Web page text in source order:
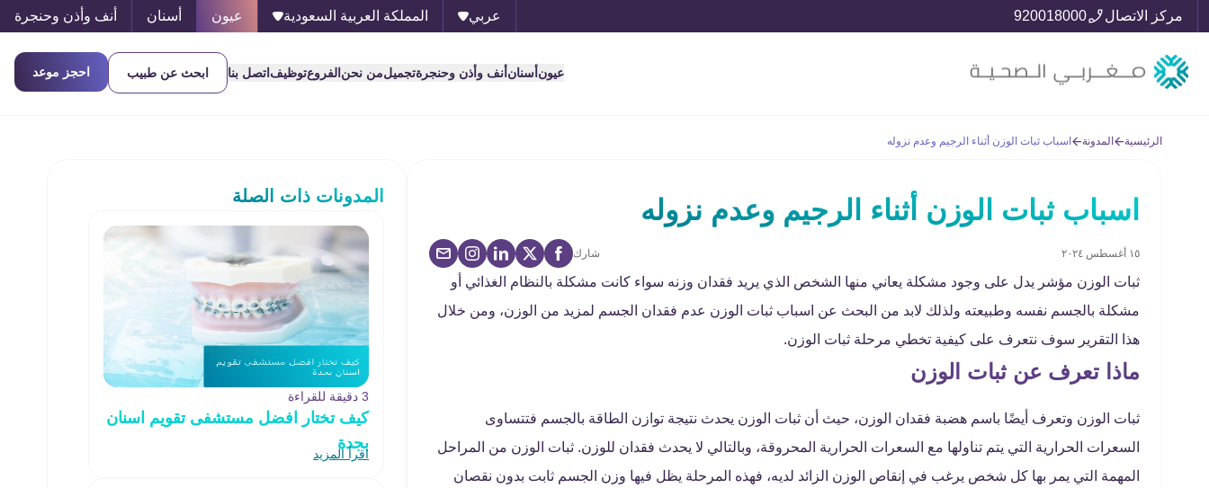
مركز الاتصال 920018000 عربي المملكة العربية السعودية عيون أسنان أنف وأذن وحنجرة
عيون أسنان أنف وأذن وحنجرةتجميلمن نحن الفروعتوظيف اتصل بنا ابحث عن طبيب احجز موعد
الرئيسية المدونة اسباب ثبات الوزن أثناء الرجيم وعدم نزوله
اسباب ثبات الوزن أثناء الرجيم وعدم نزوله
١٥ أغسطس ٢٠٢٤ شارك
ثبات الوزن مؤشر يدل على وجود مشكلة يعاني منها الشخص الذي يريد فقدان وزنه سواء كانت مشكلة بالنظام الغذائي أو
مشكلة بالجسم نفسه وطبيعته ولذلك لابد من البحث عن اسباب ثبات الوزن عدم فقدان الجسم لمزيد من الوزن، ومن خلال
هذا التقرير سوف نتعرف على كيفية تخطي مرحلة ثبات الوزن.
ماذا تعرف عن ثبات الوزن
ثبات الوزن وتعرف أيضًا باسم هضبة فقدان الوزن، حيث أن ثبات الوزن يحدث نتيجة توازن الطاقة بالجسم فتتساوى
السعرات الحرارية التي يتم تناولها مع السعرات الحرارية المحروقة، وبالتالي لا يحدث فقدان للوزن. ثبات الوزن من المراحل
المهمة التي يمر بها كل شخص يرغب في إنقاص الوزن الزائد لديه، فهذه المرحلة يظل فيها وزن الجسم ثابت بدون نقصان
المدونات ذات الصلة
3 دقيقة للقراءة
كيف تختار افضل مستشفى تقويم اسنان
بجدة
اقرأ المزيد